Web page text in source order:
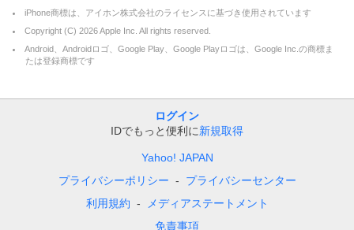
iPhone商標は、アイホン株式会社のライセンスに基づき使用されています
Copyright (C) 2026Apple Inc. All rights reserved.
Android、Androidロゴ、Google Play、Google Playロゴは、Google Inc.の商標ま
たは登録商標です
ログイン
IDでもっと便利に新規取得
Yahoo! JAPAN
プライバシーポリシー
プライバシーセンター
利用規約
メディアステートメント
免責事項